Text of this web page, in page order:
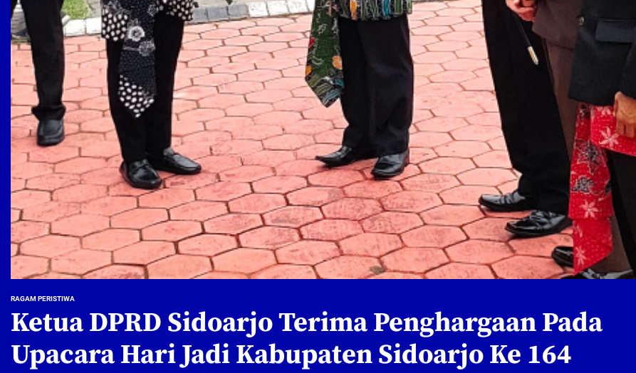
RAGAM PERISTIWA
Ketua DPRD Sidoarjo Terima Penghargaan Pada
Upacara Hari Jadi Kabupaten Sidoarjo Ke 164